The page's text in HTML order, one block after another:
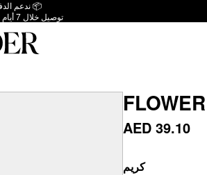
ندعم الدفع عند الاستلام 📦
توصيل خلال 7 أيام إلى جميع دول الخليج
AED 39.10
كريم